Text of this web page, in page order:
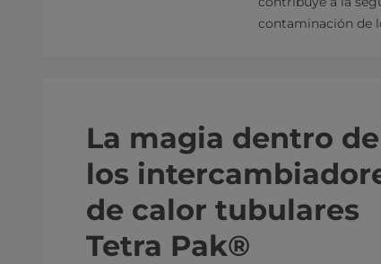
contaminación de
La magia dentro de
los
de calor tubulares
Tetra Pak®